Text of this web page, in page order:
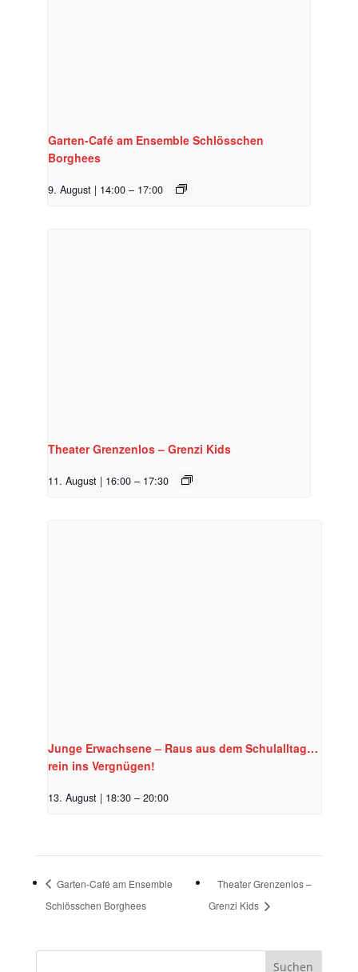
Garten-Café am Ensemble Schlösschen
Borghees
9. August | 14:00 – 17:00
Theater Grenzenlos – Grenzi Kids
11. August | 16:00 – 17:30
Junge Erwachsene – Raus aus dem Schulalltag…
rein ins Vergnügen!
13. August | 18:30 – 20:00
Garten-Café am Ensemble
Schlösschen Borghees
Theater Grenzenlos –
Grenzi Kids